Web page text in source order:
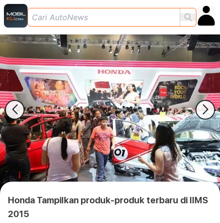
Honda Tampilkan produk-produk terbaru di IIMS
2015